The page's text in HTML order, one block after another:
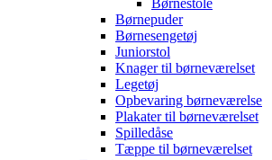
Børnestole
Børnepuder
Børnesengetøj
Juniorstol
Knager til børneværelset
Legetøj
Opbevaring børneværelse
Plakater til børneværelset
Spilledåse
Tæppe til børneværelset